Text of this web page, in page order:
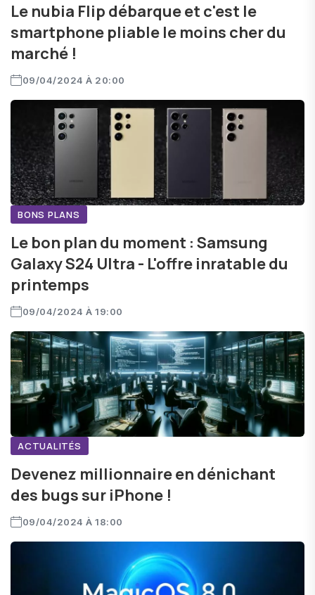
Le nubia Flip débarque et c'est le
smartphone pliable le moins cher du
marché !
09/04/2024 À 20:00
BONS PLANS
Le bon plan du moment : Samsung
Galaxy S24 Ultra - L'offre inratable du
printemps
09/04/2024 À 19:00
ACTUALITÉS
Devenez millionnaire en dénichant
des bugs sur iPhone !
09/04/2024 À 18:00